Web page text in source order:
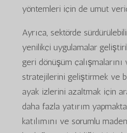
yöntemleri için de umut
Ayrıca, sektörde
yenilikçi uygulamalar
geri dönüşüm
stratejilerini geliştirmek ve
ayak izlerini azaltmak için
daha fazla yatırım
katılımını ve sorumlu